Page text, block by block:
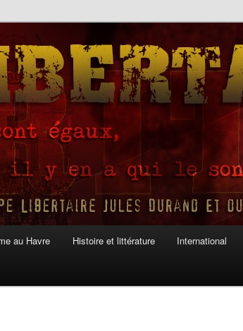
au Havre Histoire et littérature International